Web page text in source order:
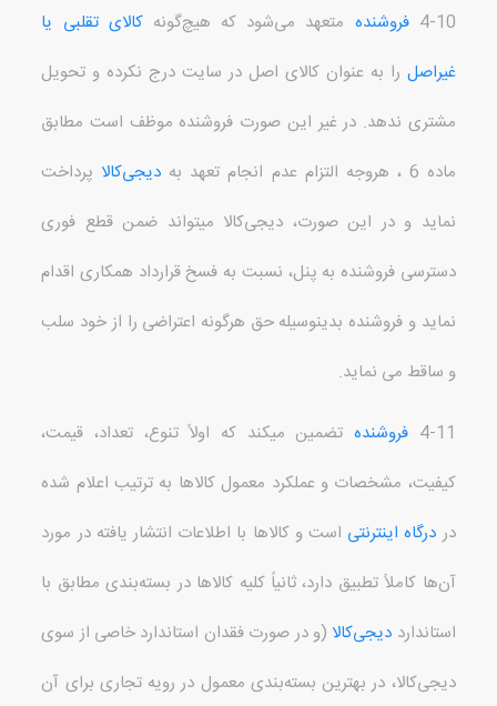
4-10 فروشنده متعهد می‌شود که هیچ‌گونهکالای تقلبی یا
غیراصل را به عنوان کالای اصل در سایت درج نکرده و تحویل
مشتری ندهد. در غیر این صورت فروشنده موظف است مطابق
ماده 6 ، هروجه التزام عدم انجام تعهد به دیجی‌کالا پرداخت
نماید و در این صورت، دیجی‌کالا میتواند ضمن قطع فوری
دسترسی فروشنده به پنل، نسبت به فسخ قرارداد همکاری اقدام
نماید و فروشنده بدینوسیله حق هرگونه اعتراضی را از خود سلب
و ساقط می نماید.
4-11 فروشندهتضمین میکند که اولاً تنوع، تعداد، قیمت،
کیفیت، مشخصات و عملکرد معمول کالاها به ترتیب اعلام شده
در درگاه اینترنتی است و کالاها با اطلاعات انتشار یافته در مورد
آن‌ها کاملاً تطبیق دارد، ثانیاً کلیه کالاها در بسته‌بندی مطابق با
استاندارد دیجی‌کالا (و در صورت فقدان استاندارد خاصی از سوی
دیجی‌کالا، در بهترین بسته‌بندی معمول در رویه تجاری برای آن